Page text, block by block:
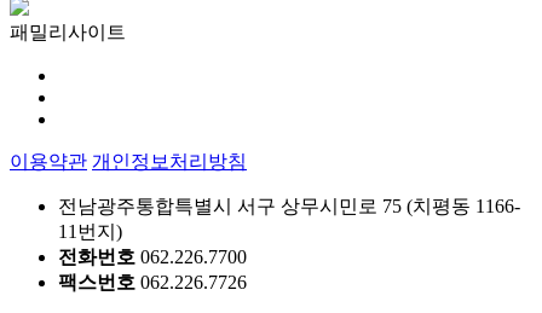
패밀리사이트
이용약관 개인정보처리방침
전남광주통합특별시 서구 상무시민로 75 (치평동 1166-
11번지)
전화번호 062.226.7700
팩스번호 062.226.7726